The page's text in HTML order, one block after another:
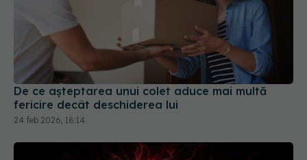
De ce așteptarea unui colet aduce mai multă
fericire decât deschiderea lui
24 feb 2026, 18:14